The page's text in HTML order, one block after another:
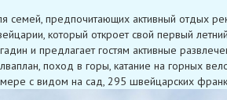
семей, предпочитающих активный отдых
который откроет свой первый
и предлагает гостям активные
поход в горы, катание на горных
с видом на сад, 295 швейцарских